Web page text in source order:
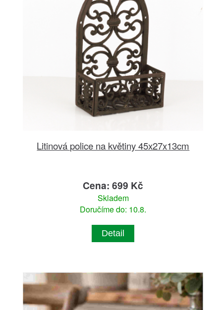
Litinová police na květiny 45x27x13cm
Cena: 699 Kč
Skladem
Doručíme do: 10.8.
Detail